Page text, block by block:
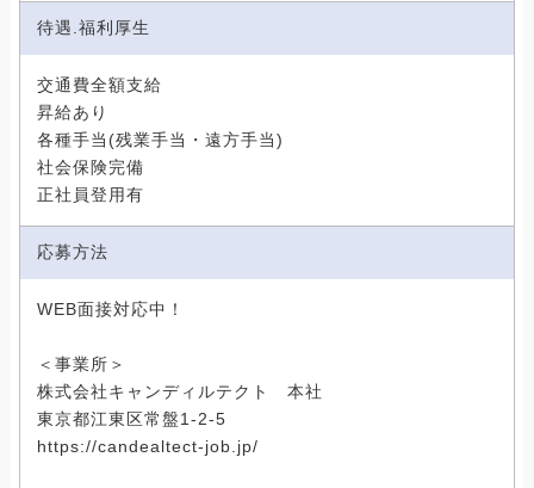
待遇.福利厚生
交通費全額支給
昇給あり
各種手当(残業手当・遠方手当)
社会保険完備
正社員登用有
応募方法
WEB面接対応中！
＜事業所＞
株式会社キャンディルテクト 本社
東京都江東区常盤1-2-5
https://candealtect-job.jp/